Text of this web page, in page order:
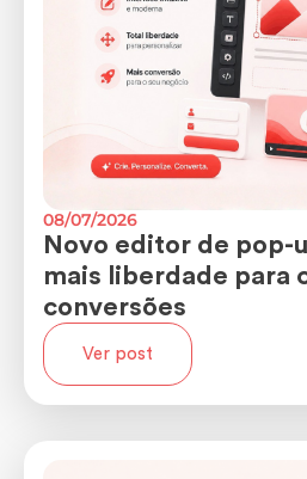
08/07/2026
Novo editor de pop-
mais liberdade para
conversões
Ver post